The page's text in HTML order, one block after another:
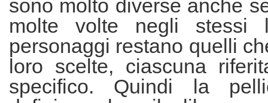
sono molto diverse anche
molte volte negli stessi
personaggi restano quelli
loro scelte, ciascuna
specifico. Quindi la